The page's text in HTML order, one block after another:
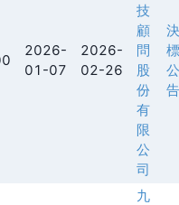
2026-
01-07
2026-
02-26
技
顧
問
股
份
有
限
公
司
決
標
公
告
九